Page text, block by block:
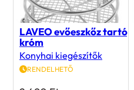
LAVEO evőeszkőz tartó,
króm
Konyhai kiegészítők
RENDELHETŐ